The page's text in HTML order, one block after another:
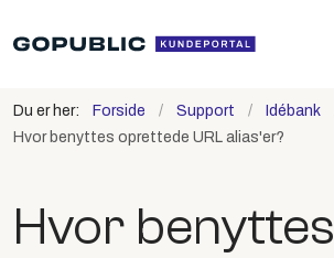
Du er her: Forside Support Idébank
Hvor benyttes oprettede URL alias'er?
Hvor benyttes